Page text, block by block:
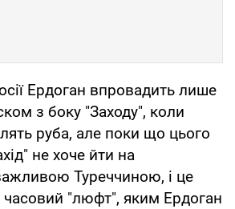
Ердоган впровадить лише
з боку "Заходу", коли
руба, але поки що цього
не хоче йти на
Туреччиною, і це
часовий "люфт", яким Ердоган